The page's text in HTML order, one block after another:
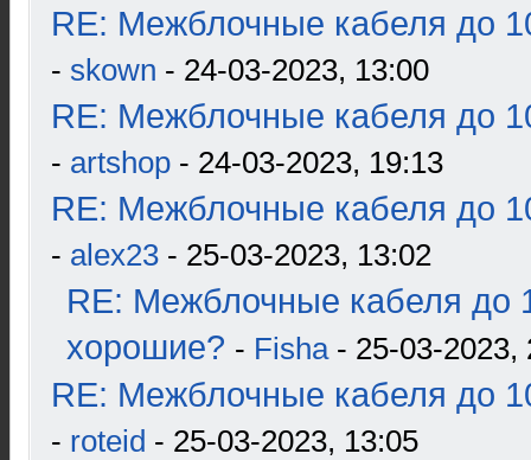
RE: Межблочные кабеля до
- skown - 24-03-2023, 13:00
RE: Межблочные кабеля до
- artshop - 24-03-2023, 19:13
RE: Межблочные кабеля до
- alex23 - 25-03-2023, 13:02
RE: Межблочные кабеля до
хорошие? - Fisha- 25-03-2023,
RE: Межблочные кабеля до
- roteid - 25-03-2023, 13:05